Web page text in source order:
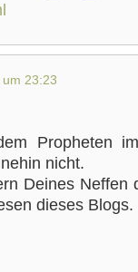
23:23
Propheten
nicht.
Deines Neffen
dieses Blogs.